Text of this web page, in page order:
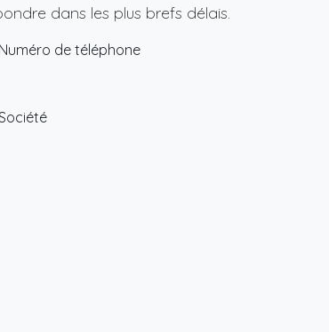
dans les plus brefs délais.
Numéro de téléphone